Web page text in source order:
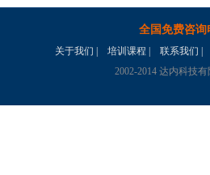
全国免费咨询
关于我们 培训课程 联系我们
2002-2014 达内科技